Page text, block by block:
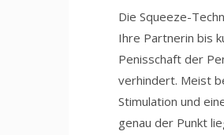
Die Squeeze-
Ihre Partnerin bis
Penisschaft der
verhindert. Meist
Stimulation und
genau der Punkt